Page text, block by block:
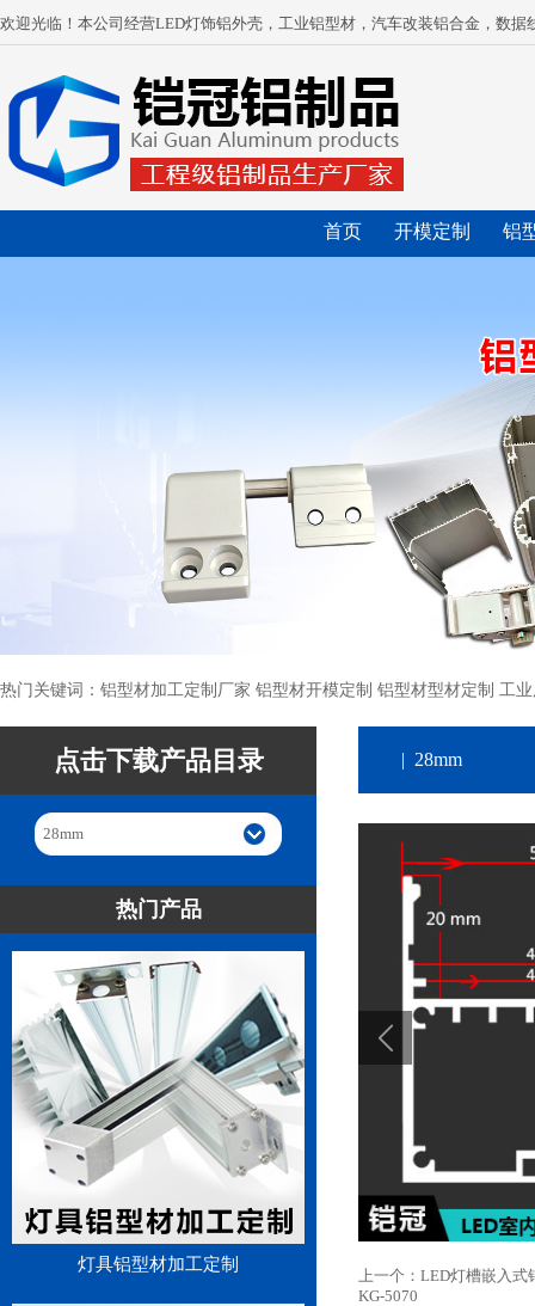
欢迎光临！本公司经营LED灯饰铝外壳，工业铝型材，汽车改装铝合金，数
首页 开模定制 铝
热门关键词：铝型材加工定制厂家 铝型材开模定制 铝型材型材定制 工
点击下载产品目录
28mm
热门产品
灯具铝型材加工定制
| 28mm
上一个： LED灯槽嵌入式
KG-5070